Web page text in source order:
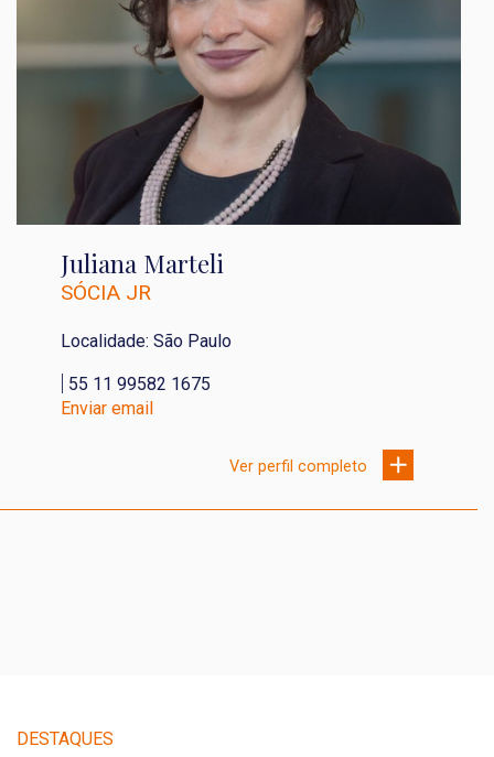
Juliana Marteli
SÓCIA JR
Localidade: São Paulo
55 11 99582 1675
Enviar email
Ver perfil completo
DESTAQUES